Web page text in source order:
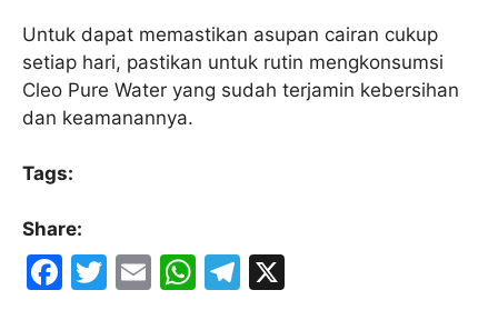
Untuk dapat memastikan asupan cairan cukup
setiap hari, pastikan untuk rutin mengkonsumsi
Cleo Pure Water yang sudah terjamin kebersihan
dan keamanannya.
Tags:
Share:
F
T
E
W T